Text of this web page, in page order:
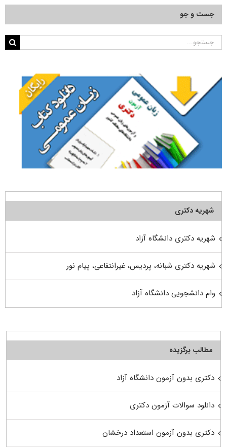
جست و جو
جستجو
شهریه دکتری
شهریه دکتری دانشگاه آزاد
شهریه دکتری شبانه، پردیس، غیرانتفاعی، پیام نور
وام دانشجویی دانشگاه آزاد
مطالب برگزیده
دکتری بدون آزمون دانشگاه آزاد
دانلود سوالات آزمون دکتری
دکتری بدون آزمون استعداد درخشان